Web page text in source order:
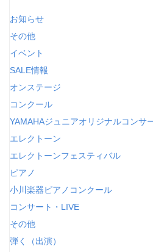
ゴ
リ
ー
お知らせ
その他
イベント
SALE情報
オンステージ
コンクール
YAMAHAジュニアオリジナルコンサ
エレクトーン
エレクトーンフェスティバル
ピアノ
小川楽器ピアノコンクール
コンサート・LIVE
その他
弾く（出演）